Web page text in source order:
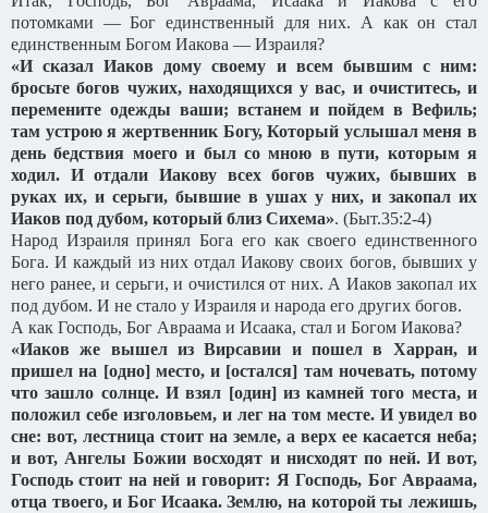
потомками — Бог единственный для них. А как он стал
единственным Богом Иакова — Израиля?
«И сказал Иаков дому своему и всем бывшим с ним:
бросьте богов чужих, находящихся у вас, и очиститесь, и
перемените одежды ваши; встанем и пойдем в Вефиль;
там устрою я жертвенник Богу, Который услышал меня в
день бедствия моего и был со мною в пути, которым я
ходил. И отдали Иакову всех богов чужих, бывших в
руках их, и серьги, бывшие в ушах у них, и закопал их
Иаков под дубом, который близ Сихема». (Быт.35:2-4)
Народ Израиля принял Бога его как своего единственного
Бога. И каждый из них отдал Иакову своих богов, бывших у
него ранее, и серьги, и очистился от них. А Иаков закопал их
под дубом. И не стало у Израиля и народа его других богов.
А как Господь, Бог Авраама и Исаака, стал и Богом Иакова?
«Иаков же вышел из Вирсавии и пошел в Харран, и
пришел на [одно] место, и [остался] там ночевать, потому
что зашло солнце. И взял [один] из камней того места, и
положил себе изголовьем, и лег на том месте. И увидел во
сне: вот, лестница стоит на земле, а верх ее касается неба;
и вот, Ангелы Божии восходят и нисходят по ней. И вот,
Господь стоит на ней и говорит: Я Господь, Бог Авраама,
отца твоего, и Бог Исаака. Землю, на которой ты лежишь,